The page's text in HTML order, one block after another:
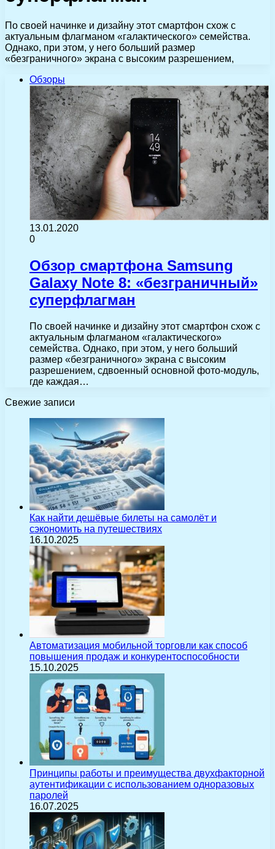
По своей начинке и дизайну этот смартфон схож с
актуальным флагманом «галактического» семейства.
Однако, при этом, у него больший размер
«безграничного» экрана с высоким разрешением,
Обзоры
13.01.2020
0
Обзор смартфона Samsung
Galaxy Note 8: «безграничный»
суперфлагман
По своей начинке и дизайну этот смартфон схож с
актуальным флагманом «галактического»
семейства. Однако, при этом, у него больший
размер «безграничного» экрана с высоким
разрешением, сдвоенный основной фото-модуль,
где каждая…
Свежие записи
Как найти дешёвые билеты на самолёт и
сэкономить на путешествиях
16.10.2025
Автоматизация мобильной торговли как способ
повышения продаж и конкурентоспособности
15.10.2025
Принципы работы и преимущества двухфакторной
аутентификации с использованием одноразовых
паролей
16.07.2025